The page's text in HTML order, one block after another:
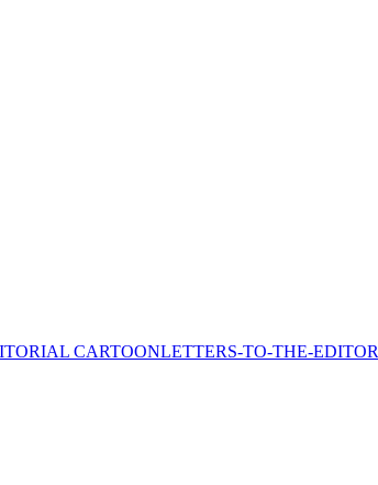
CARTOONLETTERS-TO-THE-EDITOR